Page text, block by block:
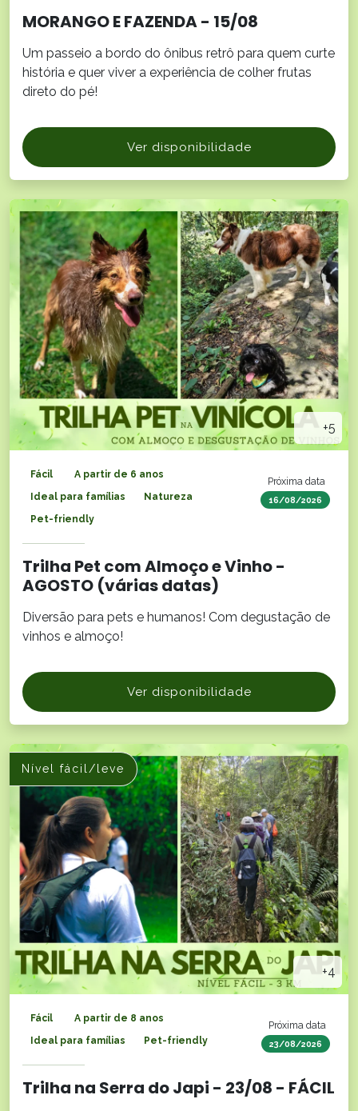
MORANGO E FAZENDA - 15/08
Um passeio a bordo do ônibus retrô para quem curte
história e quer viver a experiência de colher frutas
direto do pé!
Ver disponibilidade
+5
Próxima data
16/08/2026
Fácil
A partir de 6 anos
Ideal para famílias
Natureza
Pet-friendly
Trilha Pet com Almoço e Vinho -
AGOSTO (várias datas)
Diversão para pets e humanos! Com degustação de
vinhos e almoço!
Ver disponibilidade
Nível fácil/leve
+4
Próxima data
23/08/2026
Fácil
A partir de 8 anos
Ideal para famílias
Pet-friendly
Trilha na Serra do Japi - 23/08 - FÁCIL